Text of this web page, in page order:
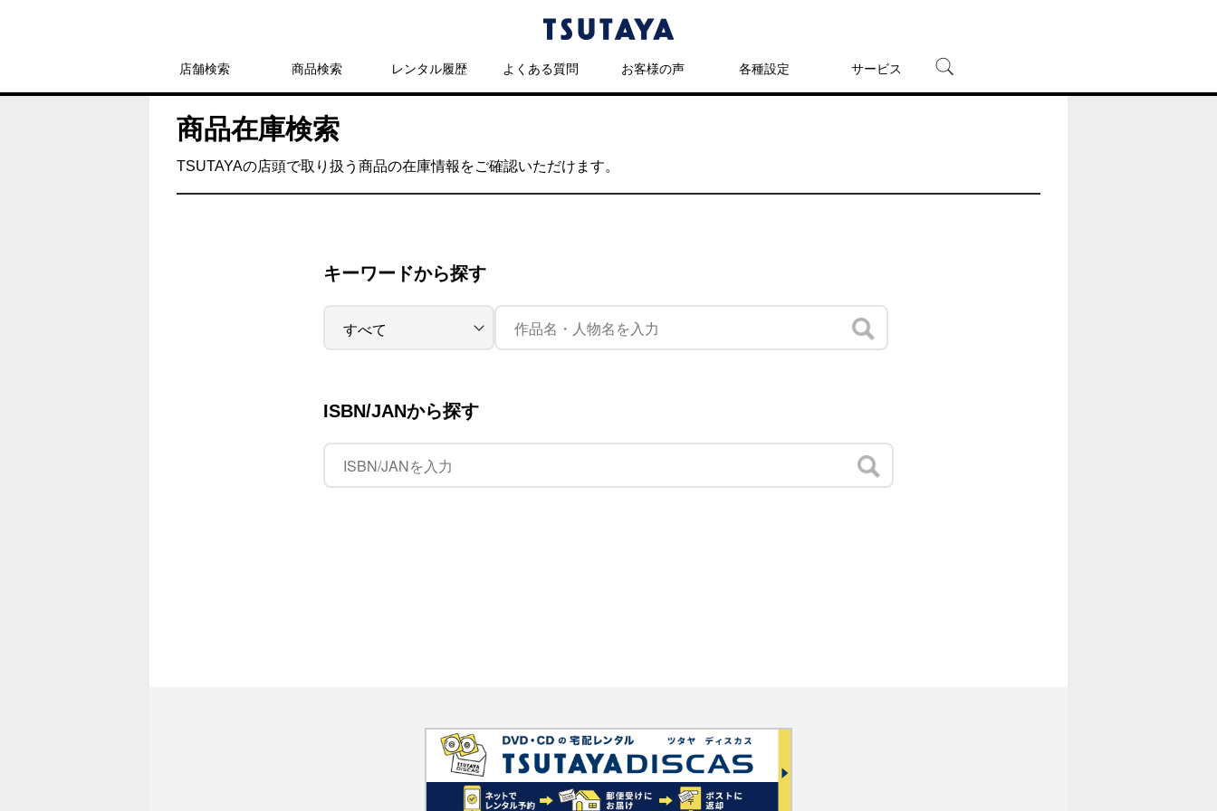
店舗検索 商品検索 レンタル履歴 よくある質問 お客様の声 各種設定 サービス
蔦屋書店
商品在庫検索
TSUTAYAの店頭で取り扱う商品の在庫情報をご確認いただけます。
キーワードから探す
ISBN/JANから探す